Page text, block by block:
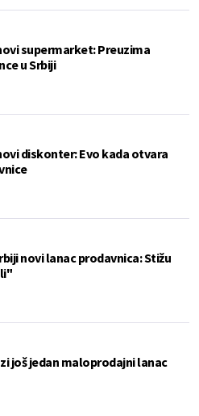
supermarket: Preuzima
u Srbiji
diskonter: Evo kada otvara
novi lanac prodavnica: Stižu
još jedan maloprodajni lanac